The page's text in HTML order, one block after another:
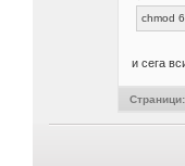
chmod
и сега